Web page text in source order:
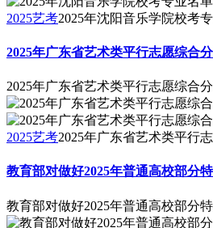
2025艺考2025年沈阳音乐学院校考
2025年广东省艺术类平行志愿综合
2025年广东省艺术类平行志愿综合
2025艺考2025年广东省艺术类平行
教育部对做好2025年普通高校部分
教育部对做好2025年普通高校部分